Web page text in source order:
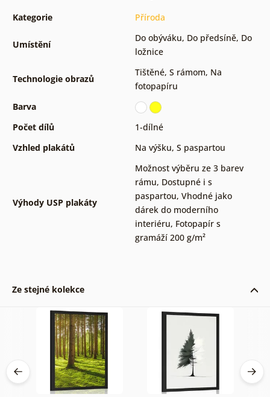
Kategorie Příroda
Umístění
Do obýváku, Do předsíně, Do
ložnice
Technologie obrazů
Tištěné, S rámom, Na
fotopapíru
Barva
Počet dílů
1-dílné
Vzhled plakátů
Na výšku, S paspartou
Výhody USP plakáty
Možnost výběru ze 3 barev
rámu, Dostupné i s
paspartou, Vhodné jako
dárek do moderního
interiéru, Fotopapír s
gramáží 200 g/m²
Ze stejné kolekce